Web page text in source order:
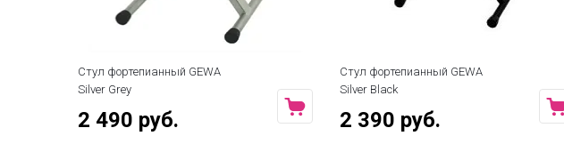
Стул фортепианный GEWA
Silver Grey
2 490 руб.
Стул фортепианный GEWA
Silver Black
2 390 руб.